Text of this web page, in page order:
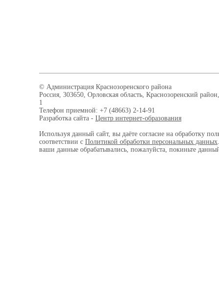
© Администрация Краснозоренского района
Россия, 303650, Орловская область, Краснозоренский
1
Телефон приемной: +7 (48663) 2-14-91
Разработка сайта - Центр интернет-образования
Используя данный сайт, вы даёте согласие на обработку
соответствии с Политикой обработки персональных данных
ваши данные обрабатывались, пожалуйста, покиньте